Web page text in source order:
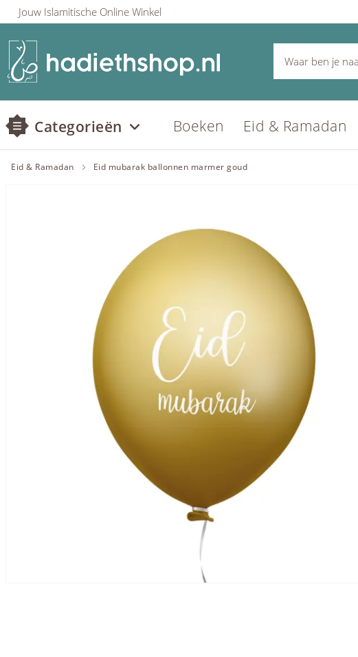
Jouw Islamitische Online Winkel
Categorieën Boeken Eid & Ramadan
Eid & Ramadan Eid mubarak ballonnen marmer goud